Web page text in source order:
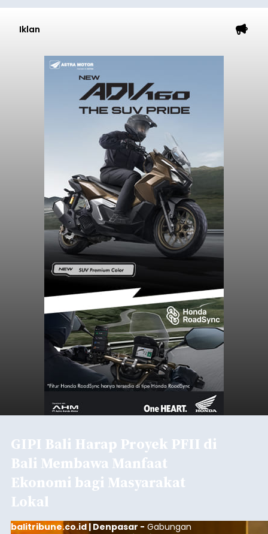
Iklan
GIPI Bali Harap Proyek PFII di
Bali Membawa Manfaat
Ekonomi bagi Masyarakat
balitribune.co.id | Denpasar -Gabungan
Industri Pariwisata Indonesia (GIPI) Bali atau Bali
Tourism Board (BTB) berharap segala program
pemerintah pusat yang bertempat di Bali
membawa dampak positif bagi masyarakat lokal.
"Program pemerintah ini (Bali sebagai Pusat
Finansial Internasional Indonesia/PFII) harus
berguna buat masyarakat jangan sampai kita
tertinggal," ucap Ketua GIPI Bali/BTB, Ida Bagus
Agung Partha Adnyana di Denpasar, Sabtu (8/8).
Denpasar
Submitted bycontributor onSat, 08/08/2026 - 18:15